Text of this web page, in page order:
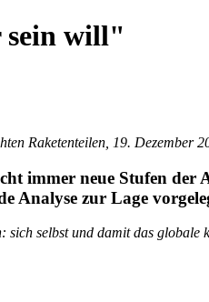
sein will"
Raketenteilen, 19. Dezember
immer neue Stufen der
Analyse zur Lage
selbst und damit das globale